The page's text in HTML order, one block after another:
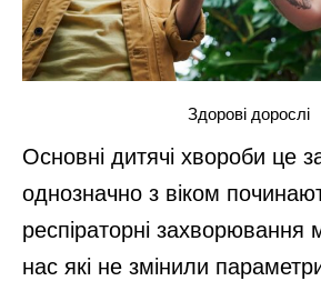
Здорові дорослі
Основні дитячі хвороби це
однозначно з віком
респіраторні захворювання
нас які не змінили